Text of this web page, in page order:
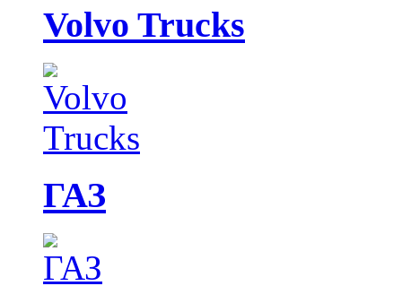
Volvo Trucks
ГАЗ